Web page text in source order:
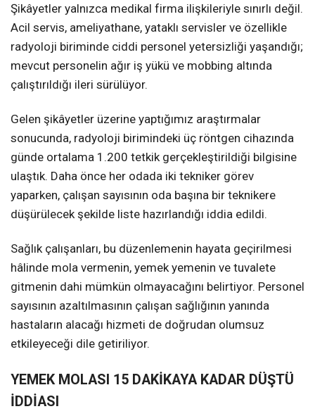
Şikâyetler yalnızca medikal firma ilişkileriyle sınırlı değil.
Acil servis, ameliyathane, yataklı servisler ve özellikle
radyoloji biriminde ciddi personel yetersizliği yaşandığı;
mevcut personelin ağır iş yükü ve mobbing altında
çalıştırıldığı ileri sürülüyor.
Gelen şikâyetler üzerine yaptığımız araştırmalar
sonucunda, radyoloji birimindeki üç röntgen cihazında
günde ortalama 1.200 tetkik gerçekleştirildiği bilgisine
ulaştık. Daha önce her odada iki tekniker görev
yaparken, çalışan sayısının oda başına bir teknikere
düşürülecek şekilde liste hazırlandığı iddia edildi.
Sağlık çalışanları, bu düzenlemenin hayata geçirilmesi
hâlinde mola vermenin, yemek yemenin ve tuvalete
gitmenin dahi mümkün olmayacağını belirtiyor. Personel
sayısının azaltılmasının çalışan sağlığının yanında
hastaların alacağı hizmeti de doğrudan olumsuz
etkileyeceği dile getiriliyor.
YEMEK MOLASI 15 DAKİKAYA KADAR DÜŞTÜ
İDDİASI